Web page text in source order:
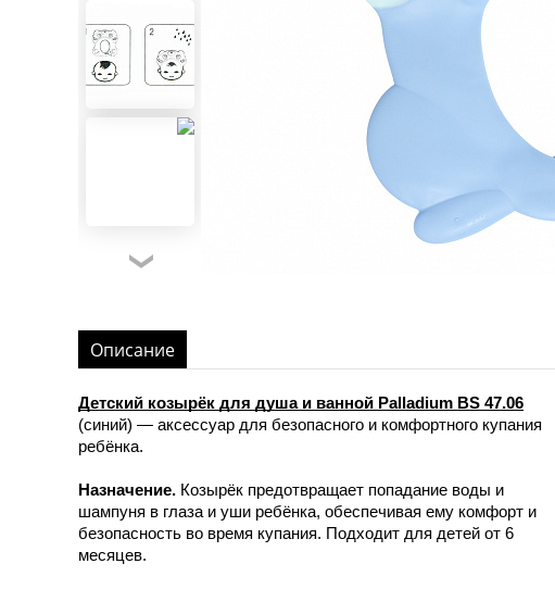
Описание
Детский козырёк для душа и ванной Palladium BS 47.06
(синий) — аксессуар для безопасного и комфортного купания
ребёнка.
Назначение. Козырёк предотвращает попадание воды и
шампуня в глаза и уши ребёнка, обеспечивая ему комфорт и
безопасность во время купания. Подходит для детей от 6
месяцев.